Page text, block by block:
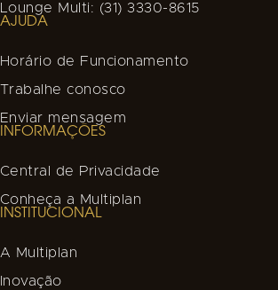
Lounge Multi: (31) 3330-8615
AJUDA
Horário de Funcionamento
Trabalhe conosco
Enviar mensagem
INFORMAÇÕES
Central de Privacidade
Conheça a Multiplan
INSTITUCIONAL
A Multiplan
Inovação